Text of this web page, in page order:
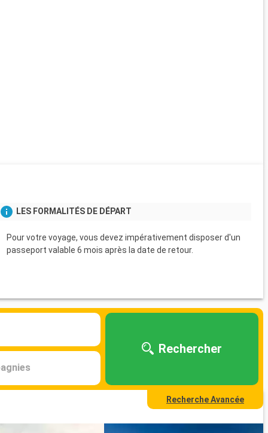
LES FORMALITÉS DE DÉPART
Pour votre voyage, vous devez impérativement disposer d'un
passeport valable 6 mois après la date de retour.
Rechercher
Recherche Avancée